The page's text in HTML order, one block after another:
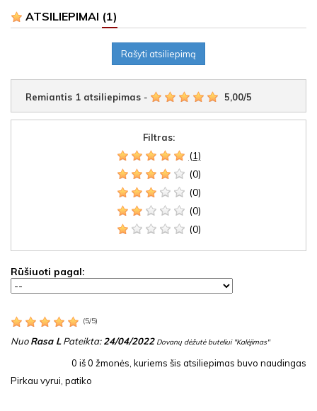
ATSILIEPIMAI (1)
Rašyti atsiliepimą
Remiantis 1 atsiliepimas - 5,00/5
Filtras:
(1)
(0)
(0)
(0)
(0)
Rūšiuoti pagal:
(5/5)
NuoRasa LPateikta:24/04/2022 Dovanų dėžutė buteliui "Kalėjimas"
0 iš0 žmonės, kuriems šis atsiliepimas buvo naudingas
Pirkau vyrui, patiko